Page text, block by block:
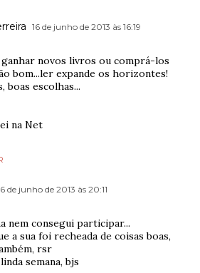
16 de junho de 2013 às 16:19
ganhar novos livros ou comprá-los
bom...ler expande os horizontes!
boas escolhas...
na Net
de junho de 2013 às 20:11
nem consegui participar...
a sua foi recheada de coisas boas,
rsr
semana, bjs